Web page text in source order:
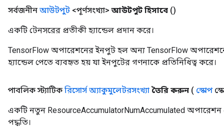
সর্বজনীন আউটপুট <পূর্ণসংখ্যা> আউটপুট হিসাবে ()
একটি টেনসরের প্রতীকী হ্যান্ডেল প্রদান করে।
TensorFlow অপারেশনের ইনপুট হল অন্য TensorFlow
হ্যান্ডেল পেতে ব্যবহৃত হয় যা ইনপুটের গণনাকে প্রতিনিধিত্ব করে।
পাবলিক স্ট্যাটিক রিসোর্স অ্যাকুমুলেটরসংখ্যা তৈরি করুন ( স্কোপ
একটি নতুন ResourceAccumulatorNumAccumulated
পদ্ধতি।